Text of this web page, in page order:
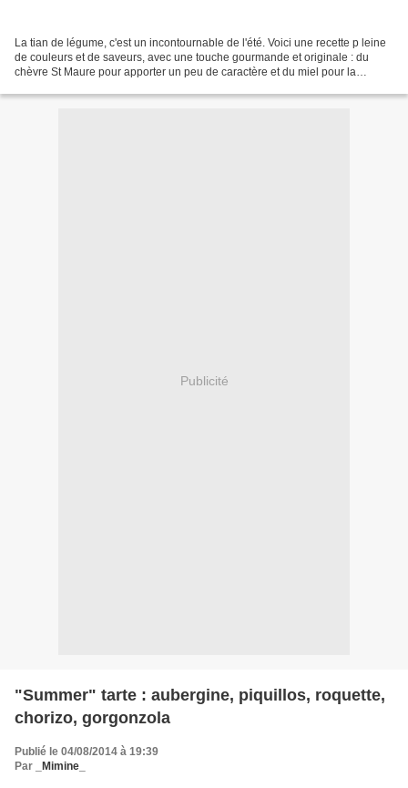
La tian de légume, c'est un incontournable de l'été. Voici une recette p leine
de couleurs et de saveurs, avec une touche gourmande et originale : du
chèvre St Maure pour apporter un peu de caractère et du miel pour la
Publicité
"Summer" tarte : aubergine, piquillos, roquette,
chorizo, gorgonzola
Publié le 04/08/2014 à 19:39
Par
_Mimine_